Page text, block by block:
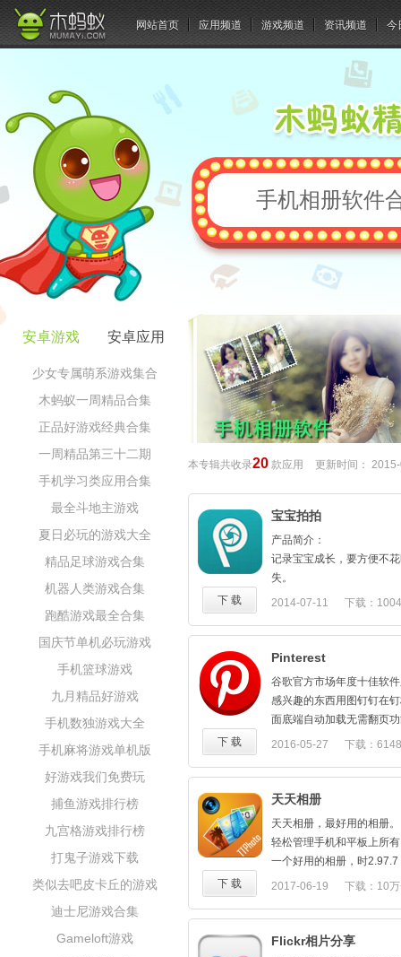
网站首页 应用频道 游戏频道 资讯频道 今
手机相册软件
安卓游戏 安卓应用
少女专属萌系游戏集合
木蚂蚁一周精品合集
正品好游戏经典合集
一周精品第三十二期
手机学习类应用合集
最全斗地主游戏
夏日必玩的游戏大全
精品足球游戏合集
机器人类游戏合集
跑酷游戏最全合集
国庆节单机必玩游戏
手机篮球游戏
九月精品好游戏
手机数独游戏大全
手机麻将游戏单机版
好游戏我们免费玩
捕鱼游戏排行榜
九宫格游戏排行榜
打鬼子游戏下载
类似去吧皮卡丘的游戏
迪士尼游戏合集
Gameloft游戏
本专辑共收录20 款应用 更新时间：
宝宝拍拍
产品简介：
记录宝宝成长，要方便不
失。
免费云相册存储、一次批
密的亲友圈互动，让记录
照片打印画册，帮你手机
使用场景：
你是不是发现照片拍太多
那是因为你没有在第一时
拍边整理，照片按照时间
整理好啦，还免费保存哦。
手机里传到电脑上就要半
宝宝拍拍帮你一步搞定！
拍里的照片，排版制作都
就好啦。
幸福提醒：记得给爷爷奶
了哦！
功能特色：
2014-07-11 下载：
下 载
Pinterest
谷歌官方市场年度十佳软
感兴趣的东西用图钉钉在
面底端自动加载无需翻页
图片。为用户提供在线收
美食、音乐、建筑甚至是
Pinterest中发现合自己胃
照片感兴趣，那么由于上
容，因此很可能整个张贴
2016-05-27 下载：
下 载
天天相册
天天相册，最好用的相册。
轻松管理手机和平板上所
一个好用的相册，时2.97.7
1. 修复城市相册有时不能
3. 增加快捷皮肤, 默认对新
切换
2017-06-19 下载：10
下 载
Flickr相片分享